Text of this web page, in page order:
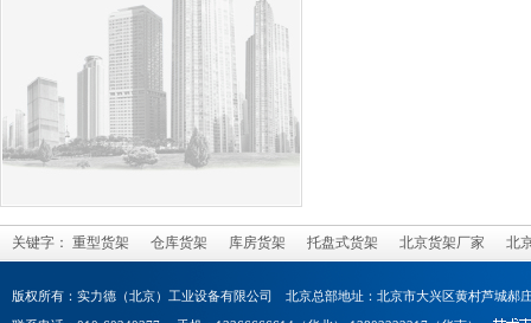
关键字： 重型货架 仓库货架 库房货架 托盘式货架 北京货架厂家 北
版权所有：实力德（北京）工业设备有限公司 北京总部地址：北京市大兴区黄村芦城郝